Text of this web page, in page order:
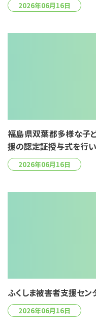
2026年06月16日
福島県双葉郡多様な子
援の認定証授与式を行い
2026年06月16日
ふくしま被害者支援セン
2026年06月16日